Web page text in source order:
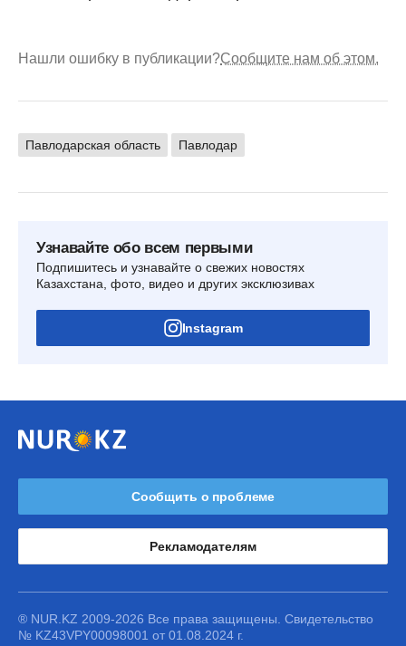
Нашли ошибку в публикации?Сообщите нам об этом.
Павлодарская область Павлодар
Узнавайте обо всем первыми
Подпишитесь и узнавайте о свежих новостях
Казахстана, фото, видео и других эксклюзивах
Instagram
Сообщить о проблеме
Рекламодателям
® NUR.KZ 2009-2026 Все права защищены. Свидетельство
№ KZ43VPY00098001 от 01.08.2024 г.